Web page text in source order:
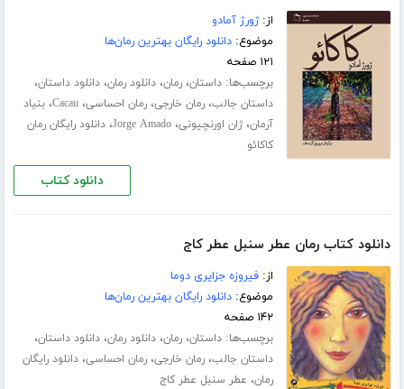
از:ژورژ آمادو
موضوع:دانلود رایگان بهترین رمان‌ها
۱۲۱ صفحه
برچسب‌ها:داستان،رمان،دانلود رمان،دانلود داستان،
داستان جالب،رمان خارجی،رمان احساسی،Cacau،بنیاد
آرمان،ژان اورنچیونی،Jorge Amado،دانلود رایگان رمان
کاکائو
دانلود کتاب
دانلود کتاب رمان عطر سنبل عطر کاج
از:فیروزه جزایری دوما
موضوع:دانلود رایگان بهترین رمان‌ها
۱۴۲ صفحه
برچسب‌ها:داستان،رمان،دانلود رمان،دانلود داستان،
داستان جالب،رمان خارجی،رمان احساسی،دانلود رایگان
رمان، عطر سنبل عطر کاج